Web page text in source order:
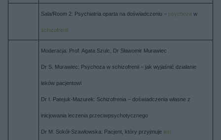
Sala/Room 2: Psychiatria oparta na doświadczeniu – psychoza w
schizofrenii
Moderacja: Prof. Agata Szulc, Dr Sławomir Murawiec
Dr S. Murawiec: Psychoza w schizofrenii – jak wyjaśnić działanie
leków pacjentowi
Dr I. Patejuk-Mazurek: Schizofrenia – doświadczenia własne z
inicjowania leczenia przeciwpsychotycznego
Dr M. Sokół-Szawłowska: Pacjent, który przyjmuje leki